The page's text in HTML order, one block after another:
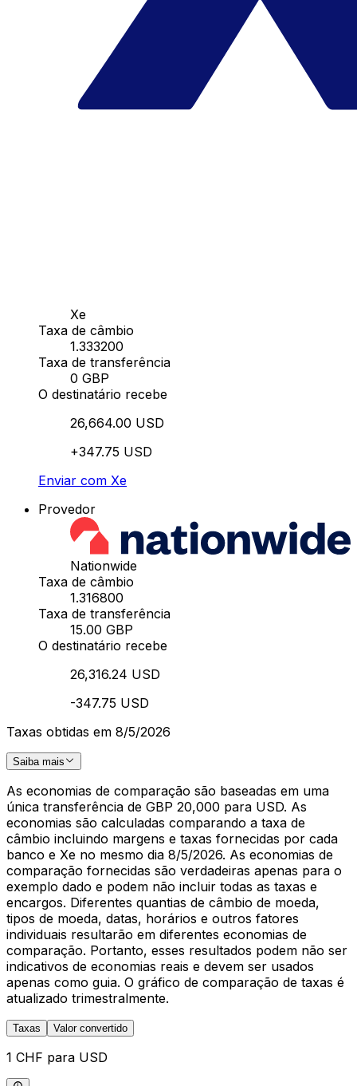
Xe
Taxa de câmbio
1.333200
Taxa de transferência
0 GBP
O destinatário recebe
26,664.00 USD
+347.75 USD
Enviar com Xe
Provedor
Nationwide
Taxa de câmbio
1.316800
Taxa de transferência
15.00 GBP
O destinatário recebe
26,316.24 USD
-347.75 USD
Taxas obtidas em 8/5/2026
Saiba mais
As economias de comparação são baseadas em uma
única transferência de GBP 20,000 para USD. As
economias são calculadas comparando a taxa de
câmbio incluindo margens e taxas fornecidas por cada
banco e Xe no mesmo dia 8/5/2026. As economias de
comparação fornecidas são verdadeiras apenas para o
exemplo dado e podem não incluir todas as taxas e
encargos. Diferentes quantias de câmbio de moeda,
tipos de moeda, datas, horários e outros fatores
individuais resultarão em diferentes economias de
comparação. Portanto, esses resultados podem não ser
indicativos de economias reais e devem ser usados
apenas como guia. O gráfico de comparação de taxas é
atualizado trimestralmente.
Taxas Valor convertido
1 CHF para USD